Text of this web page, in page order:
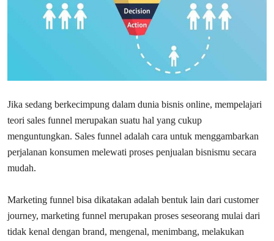
Jika sedang berkecimpung dalam dunia bisnis online, mempelajari
teori sales funnel merupakan suatu hal yang cukup
menguntungkan. Sales funnel adalah cara untuk menggambarkan
perjalanan konsumen melewati proses penjualan bisnismu secara
mudah.
Marketing funnel bisa dikatakan adalah bentuk lain dari customer
journey, marketing funnel merupakan proses seseorang mulai dari
tidak kenal dengan brand, mengenal, menimbang, melakukan